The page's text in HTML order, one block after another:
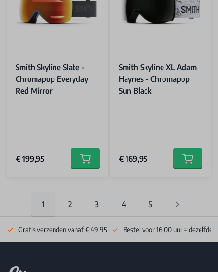
Smith Skyline Slate -
Chromapop Everyday
Red Mirror
€ 199,95 Add to cart
Smith Skyline XL Adam
Haynes - Chromapop
Sun Black
€ 169,95 Add to
You're currently reading page
1 Pagina
2 Pagina
3 Pagina
4 Pagina
5
Gratis verzenden vanaf € 49.95 Bestel voor 16:00 uur = dezelfde